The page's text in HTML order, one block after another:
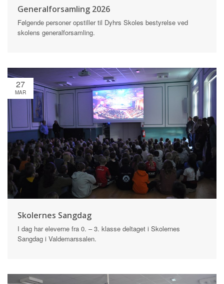
Generalforsamling 2026
Følgende personer opstiller til Dyhrs Skoles bestyrelse ved
skolens generalforsamling.
27
MAR
Skolernes Sangdag
I dag har eleverne fra 0. – 3. klasse deltaget i Skolernes
Sangdag i Valdemarssalen.